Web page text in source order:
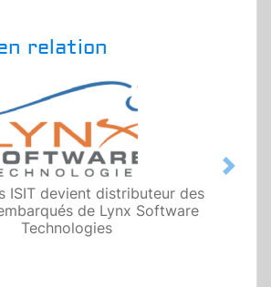
relation
ISIT devient distributeur des
de Lynx Software
Technologies
Next